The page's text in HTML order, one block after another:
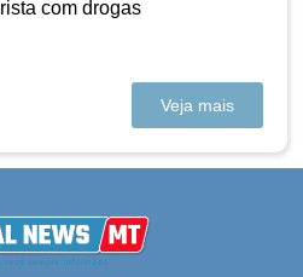
com drogas
Veja mais